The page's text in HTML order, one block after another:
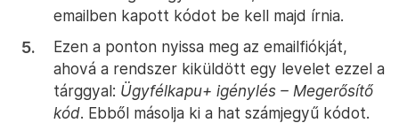
emailben kapott kódot be kell majd írnia.
Ezen a ponton nyissa meg az emailfiókját,
ahová a rendszer kiküldött egy levelet ezzel a
tárggyal: Ügyfélkapu+ igénylés – Megerősítő
kód. Ebből másolja ki a hat számjegyű kódot.